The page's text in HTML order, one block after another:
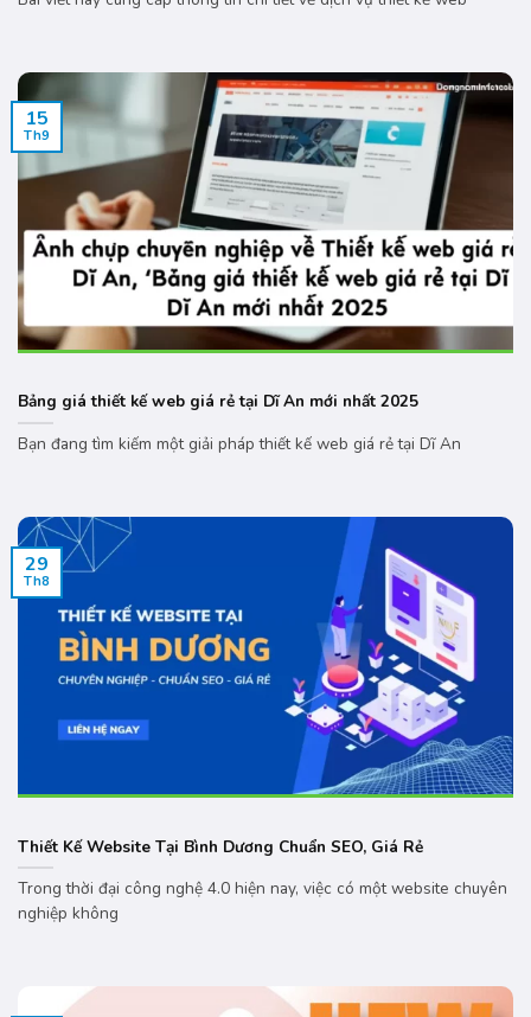
Bảng giá thiết kế web giá rẻ tại Dĩ An mới nhất 2025
Bạn đang tìm kiếm một giải pháp thiết kế web giá rẻ tại Dĩ An
15
Th9
Thiết Kế Website Tại Bình Dương Chuẩn SEO, Giá Rẻ
Trong thời đại công nghệ 4.0 hiện nay, việc có một website chuyên
nghiệp không
29
Th8